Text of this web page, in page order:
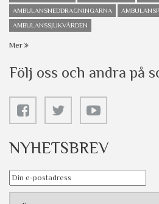
AMBULANSNEDDRAGNINGARNA
AMBULANSSJUKVÅRDEN
Mer
Följ oss och andra på
NYHETSBREV